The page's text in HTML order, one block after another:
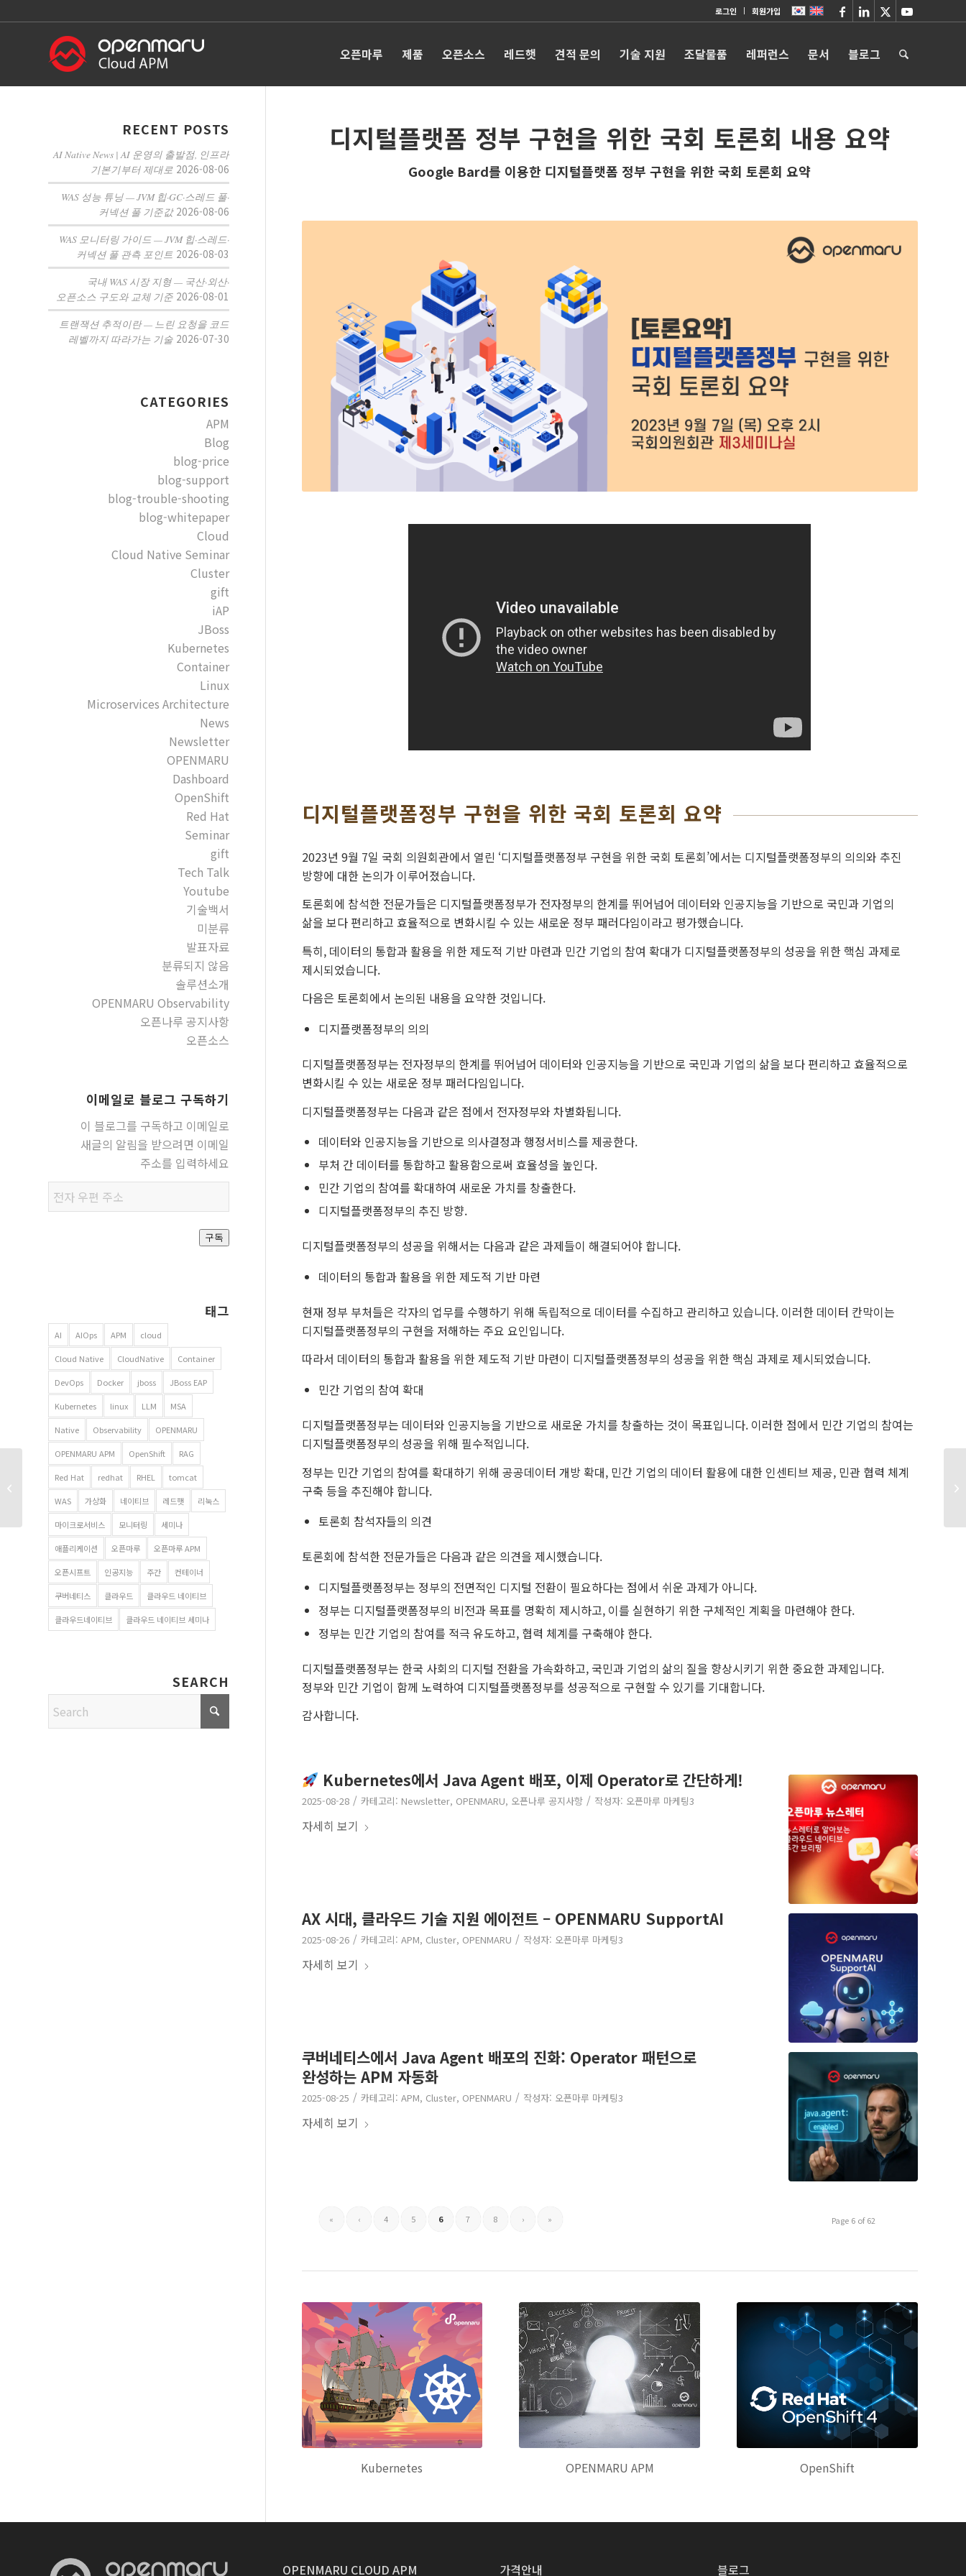
로그인 회원가입
오픈마루 제품 오픈소스 레드햇 견적 문의 기술 지원 조달물품 레퍼런스 문서 블로그
디지털플랫폼 정부 구현을 위한 국회 토론회 내용 요약
Google Bard를 이용한 디지털플랫폼 정부 구현을 위한 국회 토론회 요약
디지털플랫폼정부 구현을 위한 국회 토론회 요약
2023년 9월 7일 국회 의원회관에서 열린 ‘디지털플랫폼정부 구현을 위한 국회 토론회’에서는 디지털플랫폼정부의 의의와 추진
방향에 대한 논의가 이루어졌습니다.
토론회에 참석한 전문가들은 디지털플랫폼정부가 전자정부의 한계를 뛰어넘어 데이터와 인공지능을 기반으로 국민과 기업의
삶을 보다 편리하고 효율적으로 변화시킬 수 있는 새로운 정부 패러다임이라고 평가했습니다.
특히, 데이터의 통합과 활용을 위한 제도적 기반 마련과 민간 기업의 참여 확대가 디지털플랫폼정부의 성공을 위한 핵심 과제로
제시되었습니다.
다음은 토론회에서 논의된 내용을 요약한 것입니다.
디지플랫폼정부의 의의
디지털플랫폼정부는 전자정부의 한계를 뛰어넘어 데이터와 인공지능을 기반으로 국민과 기업의 삶을 보다 편리하고 효율적으로
변화시킬 수 있는 새로운 정부 패러다임입니다.
디지털플랫폼정부는 다음과 같은 점에서 전자정부와 차별화됩니다.
데이터와 인공지능을 기반으로 의사결정과 행정서비스를 제공한다.
부처 간 데이터를 통합하고 활용함으로써 효율성을 높인다.
민간 기업의 참여를 확대하여 새로운 가치를 창출한다.
디지털플랫폼정부의 추진 방향.
디지털플랫폼정부의 성공을 위해서는 다음과 같은 과제들이 해결되어야 합니다.
데이터의 통합과 활용을 위한 제도적 기반 마련
현재 정부 부처들은 각자의 업무를 수행하기 위해 독립적으로 데이터를 수집하고 관리하고 있습니다. 이러한 데이터 칸막이는
디지털플랫폼정부의 구현을 저해하는 주요 요인입니다.
따라서 데이터의 통합과 활용을 위한 제도적 기반 마련이 디지털플랫폼정부의 성공을 위한 핵심 과제로 제시되었습니다.
민간 기업의 참여 확대
디지털플랫폼정부는 데이터와 인공지능을 기반으로 새로운 가치를 창출하는 것이 목표입니다. 이러한 점에서 민간 기업의 참여는
디지털플랫폼정부의 성공을 위해 필수적입니다.
정부는 민간 기업의 참여를 확대하기 위해 공공데이터 개방 확대, 민간 기업의 데이터 활용에 대한 인센티브 제공, 민관 협력 체계
구축 등을 추진해야 합니다.
토론회 참석자들의 의견
토론회에 참석한 전문가들은 다음과 같은 의견을 제시했습니다.
디지털플랫폼정부는 정부의 전면적인 디지털 전환이 필요하다는 점에서 쉬운 과제가 아니다.
정부는 디지털플랫폼정부의 비전과 목표를 명확히 제시하고, 이를 실현하기 위한 구체적인 계획을 마련해야 한다.
정부는 민간 기업의 참여를 적극 유도하고, 협력 체계를 구축해야 한다.
디지털플랫폼정부는 한국 사회의 디지털 전환을 가속화하고, 국민과 기업의 삶의 질을 향상시키기 위한 중요한 과제입니다.
정부와 민간 기업이 함께 노력하여 디지털플랫폼정부를 성공적으로 구현할 수 있기를 기대합니다.
감사합니다.
Kubernetes에서 Java Agent 배포, 이제 Operator로 간단하게!
2025-08-28 / 카테고리: Newsletter, OPENMARU, 오픈나루 공지사항 / 작성자: 오픈마루 마케팅3
자세히 보기
AX 시대, 클라우드 기술 지원 에이전트 – OPENMARU SupportAI
2025-08-26 / 카테고리: APM, Cluster, OPENMARU / 작성자: 오픈마루 마케팅3
자세히 보기
쿠버네티스에서 Java Agent 배포의 진화: Operator 패턴으로
완성하는 APM 자동화
2025-08-25 / 카테고리: APM, Cluster, OPENMARU / 작성자: 오픈마루 마케팅3
자세히 보기
Page 6 of 62
« ‹ 4 5 6 7 8 › »
Kubernetes OPENMARU APM OpenShift
RECENT POSTS
AI Native News | AI 운영의 출발점, 인프라
기본기부터 제대로 2026-08-06
WAS 성능 튜닝 — JVM 힙·GC·스레드 풀·
커넥션 풀 기준값 2026-08-06
WAS 모니터링 가이드 — JVM 힙·스레드·
커넥션 풀 관측 포인트 2026-08-03
국내 WAS 시장 지형 — 국산·외산·
오픈소스 구도와 교체 기준 2026-08-01
트랜잭션 추적이란 — 느린 요청을 코드
레벨까지 따라가는 기술 2026-07-30
CATEGORIES
APM
Blog
blog-price
blog-support
blog-trouble-shooting
blog-whitepaper
Cloud
Cloud Native Seminar
Cluster
gift
iAP
JBoss
Kubernetes
Container
Linux
Microservices Architecture
News
Newsletter
OPENMARU
Dashboard
OpenShift
Red Hat
Seminar
gift
Tech Talk
Youtube
기술백서
미분류
발표자료
분류되지 않음
솔루션소개
OPENMARU Observability
오픈나루 공지사항
오픈소스
이메일로 블로그 구독하기
이 블로그를 구독하고 이메일로
새글의 알림을 받으려면 이메일
주소를 입력하세요
우편
주소
구독
태그
AI AIOps APM cloud
Cloud Native CloudNative Container
DevOps Docker jboss JBoss EAP
Kubernetes linux LLM MSA
Native Observability OPENMARU
OPENMARU APM OpenShift RAG
Red Hat redhat RHEL tomcat
WAS 가상화 네이티브 레드햇 리눅스
마이크로서비스 모니터링 세미나
애플리케이션 오픈마루 오픈마루 APM
오픈시프트 인공지능 주간 컨테이너
쿠버네티스 클라우드 클라우드 네이티브
클라우드네이티브 클라우드 네이티브 세미나
SEARCH
OPENMARU CLOUD APM 가격안내 블로그
서울 광진 소재
공공기관에서 진행된
클라우드 네이티브...